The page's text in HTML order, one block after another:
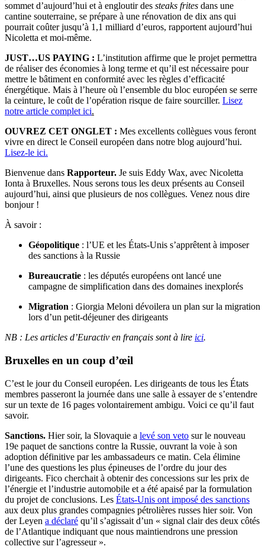
sommet d’aujourd’hui et à engloutir des steaks frites dans une
cantine souterraine, se prépare à une rénovation de dix ans qui
pourrait coûter jusqu’à 1,1 milliard d’euros, rapportent aujourd’hui
Nicoletta et moi-même.
JUST…US PAYING : L’institution affirme que le projet permettra
de réaliser des économies à long terme et qu’il est nécessaire pour
mettre le bâtiment en conformité avec les règles d’efficacité
énergétique. Mais à l’heure où l’ensemble du bloc européen se serre
la ceinture, le coût de l’opération risque de faire sourciller. Lisez
notre article complet ici.
OUVREZ CET ONGLET : Mes excellents collègues vous feront
vivre en direct le Conseil européen dans notre blog aujourd’hui.
Lisez-le ici.
Bienvenue dans Rapporteur. Je suis Eddy Wax, avec Nicoletta
Ionta à Bruxelles. Nous serons tous les deux présents au Conseil
aujourd’hui, ainsi que plusieurs de nos collègues. Venez nous dire
bonjour !
À savoir :
Géopolitique : l’UE et les États-Unis s’apprêtent à imposer
des sanctions à la Russie
Bureaucratie : les députés européens ont lancé une
campagne de simplification dans des domaines inexplorés
Migration : Giorgia Meloni dévoilera un plan sur la migration
lors d’un petit-déjeuner des dirigeants
NB : Les articles d’Euractiv en français sont à lire ici.
Bruxelles en un coup d’œil
C’est le jour du Conseil européen. Les dirigeants de tous les États
membres passeront la journée dans une salle à essayer de s’entendre
sur un texte de 16 pages volontairement ambigu. Voici ce qu’il faut
savoir.
Sanctions. Hier soir, la Slovaquie a levé son veto sur le nouveau
19e paquet de sanctions contre la Russie, ouvrant la voie à son
adoption définitive par les ambassadeurs ce matin. Cela élimine
l’une des questions les plus épineuses de l’ordre du jour des
dirigeants. Fico cherchait à obtenir des concessions sur les prix de
l’énergie et l’industrie automobile et a été apaisé par la formulation
du projet de conclusions. Les États-Unis ont imposé des sanctions
aux deux plus grandes compagnies pétrolières russes hier soir. Von
der Leyen a déclaré qu’il s’agissait d’un « signal clair des deux côtés
de l’Atlantique indiquant que nous maintiendrons une pression
collective sur l’agresseur ».